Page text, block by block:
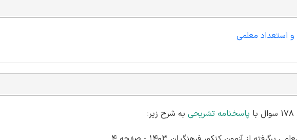
و استعداد معلمی
پاسخنامه تشریحی به شرح زیر: